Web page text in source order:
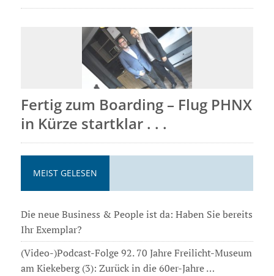
Fertig zum Boarding – Flug PHNX
in Kürze startklar . . .
MEIST GELESEN
Die neue Business & People ist da: Haben Sie bereits
Ihr Exemplar?
(Video-)Podcast-Folge 92. 70 Jahre Freilicht-Museum
am Kiekeberg (3): Zurück in die 60er-Jahre …